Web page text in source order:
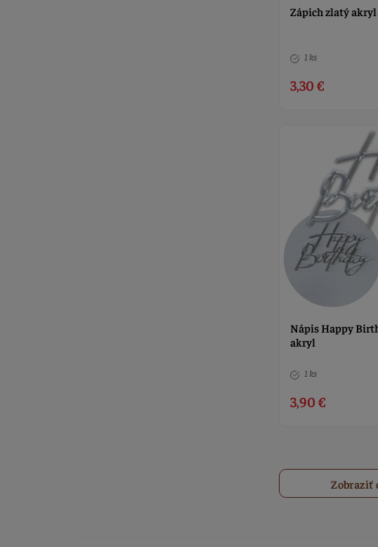
Zápich zlatý akryl
1 ks
3,30 €
Nápis Happy
akryl
1 ks
3,90 €
Zobraziť